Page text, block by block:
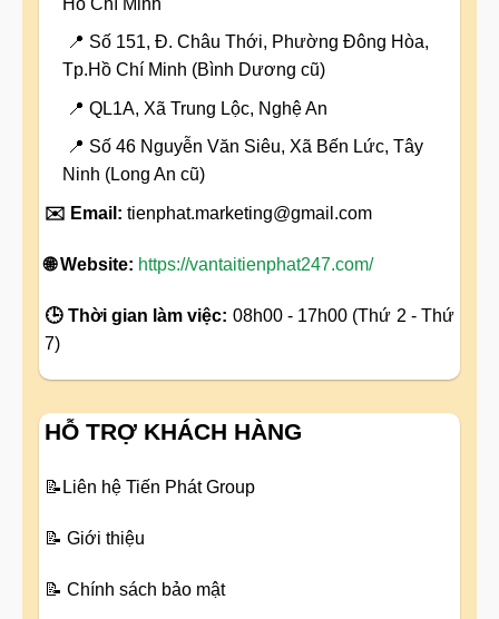
📍 Số 151, Đ. Châu Thới, Phường Đông Hòa,
Tp.Hồ Chí Minh (Bình Dương cũ)
📍 QL1A, Xã Trung Lộc, Nghệ An
📍 Số 46 Nguyễn Văn Siêu, Xã Bến Lức, Tây
Ninh (Long An cũ)
✉️ Email: tienphat.marketing@gmail.com
🌐 Website: https://vantaitienphat247.com/
🕒 Thời gian làm việc: 08h00 - 17h00 (Thứ 2 - Thứ
7)
HỖ TRỢ KHÁCH HÀNG
📝 Liên hệ Tiến Phát Group
📝 Giới thiệu
📝 Chính sách bảo mật